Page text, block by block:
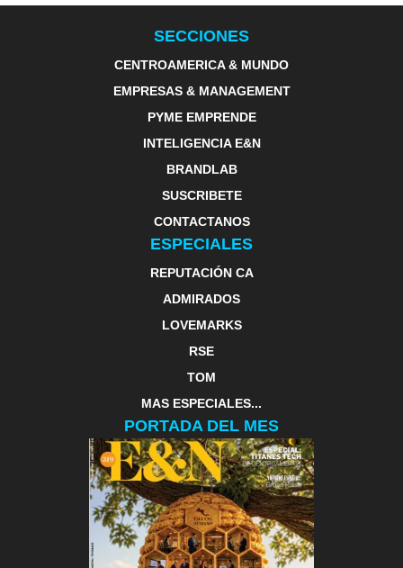
SECCIONES
CENTROAMERICA & MUNDO
EMPRESAS & MANAGEMENT
PYME EMPRENDE
INTELIGENCIA E&N
BRANDLAB
SUSCRIBETE
CONTACTANOS
ESPECIALES
REPUTACIÓN CA
ADMIRADOS
LOVEMARKS
RSE
TOM
MAS ESPECIALES...
PORTADA DEL MES